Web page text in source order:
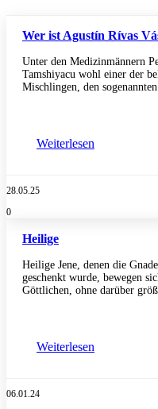
Wer ist Agustín Rívas
Unter den Medizinmännern
Tamshiyacu wohl einer der
Mischlingen, den
Weiterlesen
28.05.25
0
Heilige
Heilige Jene, denen die
geschenkt wurde, bewegen
Göttlichen, ohne darüber
Weiterlesen
06.01.24